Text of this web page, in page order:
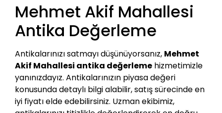
Mehmet Akif Mahallesi
Antika Değerleme
Antikalarınızı satmayı düşünüyorsanız, Mehmet
Akif Mahallesi antika değerleme hizmetimizle
yanınızdayız. Antikalarınızın piyasa değeri
konusunda detaylı bilgi alabilir, satış sürecinde en
iyi fiyatı elde edebilirsiniz. Uzman ekibimiz,